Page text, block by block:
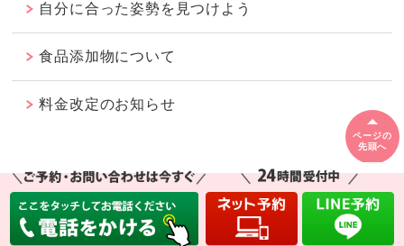
自分に合った姿勢を見つけよう
食品添加物について
料金改定のお知らせ
ページの
先頭へ